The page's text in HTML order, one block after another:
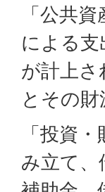
「公共
による
が計上
とその
「投資
み立て